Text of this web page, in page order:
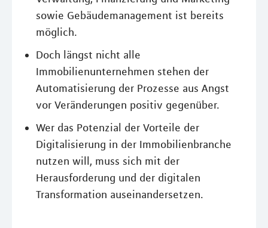
sowie Gebäudemanagement ist bereits
möglich.
Doch längst nicht alle
Immobilienunternehmen stehen der
Automatisierung der Prozesse aus Angst
vor Veränderungen positiv gegenüber.
Wer das Potenzial der Vorteile der
Digitalisierung in der Immobilienbranche
nutzen will, muss sich mit der
Herausforderung und der digitalen
Transformation auseinandersetzen.